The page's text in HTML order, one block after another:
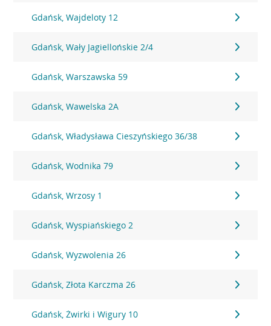
Gdańsk, Wajdeloty 12
Gdańsk, Wały Jagiellońskie 2/4
Gdańsk, Warszawska 59
Gdańsk, Wawelska 2A
Gdańsk, Władysława Cieszyńskiego 36/38
Gdańsk, Wodnika 79
Gdańsk, Wrzosy 1
Gdańsk, Wyspiańskiego 2
Gdańsk, Wyzwolenia 26
Gdańsk, Złota Karczma 26
Gdańsk, Żwirki i Wigury 10